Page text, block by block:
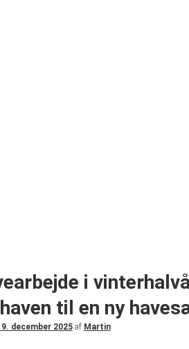
i
til en ny
december 2025af Martin